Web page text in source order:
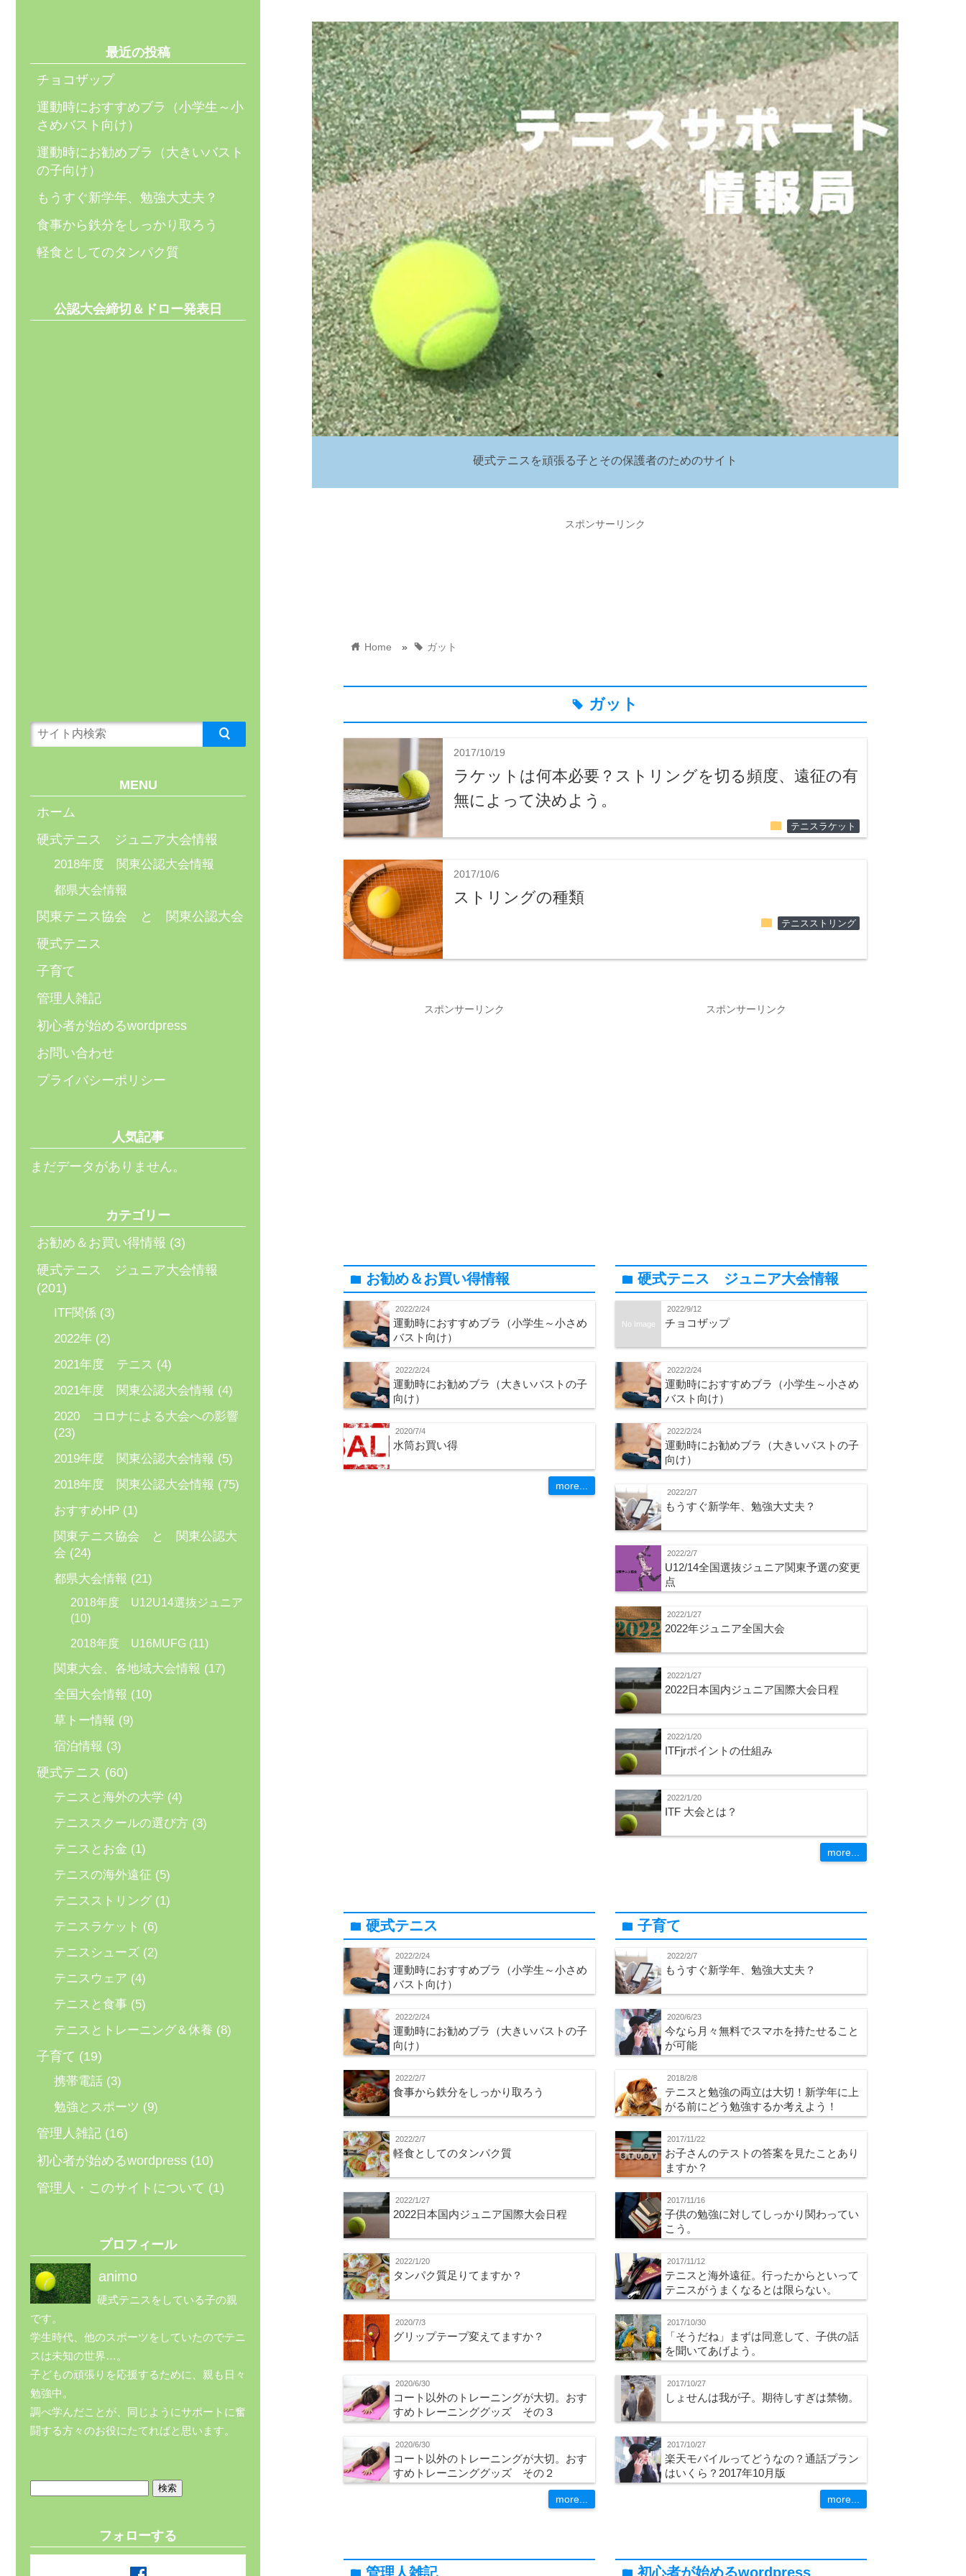
硬式テニスを頑張る子とその保護者のためのサイト
スポンサーリンク
home Home » tag ガット
tag ガット
2017/10/19
ラケットは何本必要？ストリングを切る頻度、遠征の有
無によって決めよう。
folder テニスラケット
2017/10/6
ストリングの種類
folder テニスストリング
スポンサーリンク スポンサーリンク
folder お勧め＆お買い得情報
2022/2/24
運動時におすすめブラ（小学生～小さめ
バスト向け）
2022/2/24
運動時にお勧めブラ（大きいバストの子
向け）
2020/7/4
水筒お買い得
more...
folder 硬式テニス ジュニア大会情報
No Image
2022/9/12
チョコザップ
2022/2/24
運動時におすすめブラ（小学生～小さめ
バスト向け）
2022/2/24
運動時にお勧めブラ（大きいバストの子
向け）
2022/2/7
もうすぐ新学年、勉強大丈夫？
2022/2/7
U12/14全国選抜ジュニア関東予選の変更
点
2022/1/27
2022年ジュニア全国大会
2022/1/27
2022日本国内ジュニア国際大会日程
2022/1/20
ITFjrポイントの仕組み
2022/1/20
ITF 大会とは？
more...
folder 硬式テニス
2022/2/24
運動時におすすめブラ（小学生～小さめ
バスト向け）
2022/2/24
運動時にお勧めブラ（大きいバストの子
向け）
2022/2/7
食事から鉄分をしっかり取ろう
2022/2/7
軽食としてのタンパク質
2022/1/27
2022日本国内ジュニア国際大会日程
2022/1/20
タンパク質足りてますか？
2020/7/3
グリップテープ変えてますか？
2020/6/30
コート以外のトレーニングが大切。おす
すめトレーニンググッズ その３
2020/6/30
コート以外のトレーニングが大切。おす
すめトレーニンググッズ その２
more...
folder 子育て
2022/2/7
もうすぐ新学年、勉強大丈夫？
2020/6/23
今なら月々無料でスマホを持たせること
が可能
2018/2/8
テニスと勉強の両立は大切！新学年に上
がる前にどう勉強するか考えよう！
2017/11/22
お子さんのテストの答案を見たことあり
ますか？
2017/11/16
子供の勉強に対してしっかり関わってい
こう。
2017/11/12
テニスと海外遠征。行ったからといって
テニスがうまくなるとは限らない。
2017/10/30
「そうだね」まずは同意して、子供の話
を聞いてあげよう。
2017/10/27
しょせんは我が子。期待しすぎは禁物。
2017/10/27
楽天モバイルってどうなの？通話プラン
はいくら？2017年10月版
more...
管理人雑記 初心者が始めるwordpress
最近の投稿
チョコザップ
運動時におすすめブラ（小学生～小
さめバスト向け）
運動時にお勧めブラ（大きいバスト
の子向け）
もうすぐ新学年、勉強大丈夫？
食事から鉄分をしっかり取ろう
軽食としてのタンパク質
公認大会締切＆ドロー発表日
MENU
ホーム
硬式テニス ジュニア大会情報
2018年度 関東公認大会情報
都県大会情報
関東テニス協会 と 関東公認大会
硬式テニス
子育て
管理人雑記
初心者が始めるwordpress
お問い合わせ
プライバシーポリシー
人気記事
まだデータがありません。
カテゴリー
お勧め＆お買い得情報 (3)
硬式テニス ジュニア大会情報
(201)
ITF関係 (3)
2022年(2)
2021年度 テニス (4)
2021年度 関東公認大会情報 (4)
2020 コロナによる大会への影響
(23)
2019年度 関東公認大会情報 (5)
2018年度 関東公認大会情報 (75)
おすすめHP(1)
関東テニス協会 と 関東公認大
会 (24)
都県大会情報 (21)
2018年度 U12U14選抜ジュニア
(10)
2018年度 U16MUFG(11)
関東大会、各地域大会情報 (17)
全国大会情報 (10)
草トー情報 (9)
宿泊情報 (3)
硬式テニス (60)
テニスと海外の大学 (4)
テニススクールの選び方 (3)
テニスとお金 (1)
テニスの海外遠征 (5)
テニスストリング(1)
テニスラケット (6)
テニスシューズ(2)
テニスウェア (4)
テニスと食事 (5)
テニスとトレーニング＆休養 (8)
子育て (19)
携帯電話(3)
勉強とスポーツ (9)
管理人雑記 (16)
初心者が始めるwordpress (10)
管理人・このサイトについて (1)
プロフィール
animo
硬式テニスをしている子の親
です。
学生時代、他のスポーツをしていたのでテニ
スは未知の世界…。
子どもの頑張りを応援するために、親も日々
勉強中。
調べ学んだことが、同じようにサポートに奮
闘する方々のお役にたてればと思います。
フォローする